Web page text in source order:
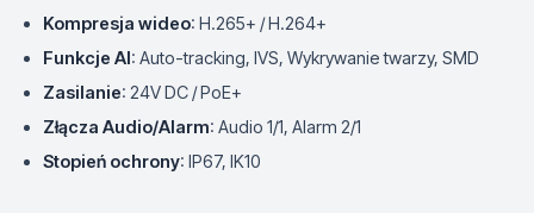
Kompresja wideo: H.265+ / H.264+
Funkcje AI: Auto-tracking, IVS, Wykrywanie twarzy, SMD
Zasilanie: 24V DC / PoE+
Złącza Audio/Alarm: Audio 1/1, Alarm 2/1
Stopień ochrony: IP67, IK10